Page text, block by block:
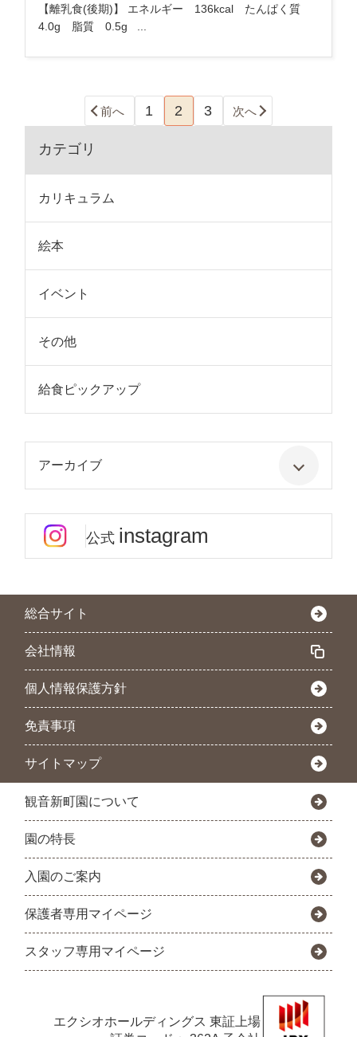
【離乳食(後期)】 エネルギー 136kcal たんぱく質
4.0g 脂質 0.5g ...
前へ 1 2 3 次へ
カテゴリ
カリキュラム
絵本
イベント
その他
給食ピックアップ
アーカイブ
公式 instagram
総合サイト
会社情報
個人情報保護方針
免責事項
サイトマップ
観音新町園について
園の特長
入園のご案内
保護者専用マイページ
スタッフ専用マイページ
エクシオホールディングス 東証上場